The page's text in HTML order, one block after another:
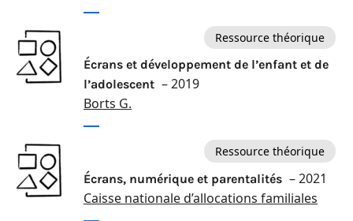
Ressource théorique
Écrans et développement de l’enfant et de
l’adolescent – 2019
Borts G.
Ressource théorique
Écrans, numérique et parentalités – 2021
Caisse nationale d’allocations familiales